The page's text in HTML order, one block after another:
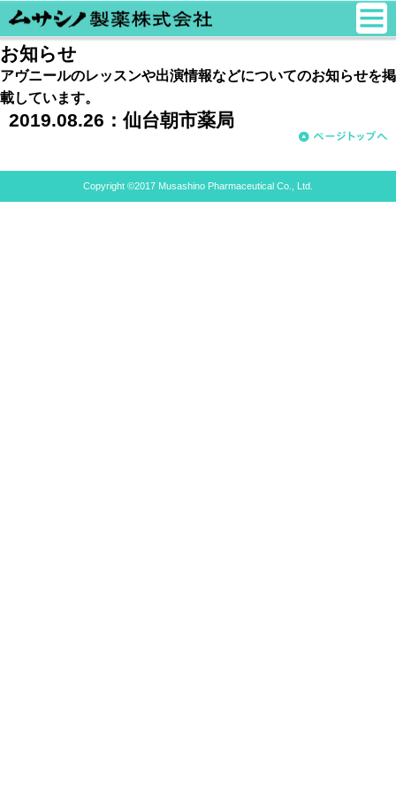
お知らせ
アヴニールのレッスンや出演情報などについてのお知らせを掲
載しています。
2019.08.26：仙台朝市薬局
Copyright ©2017 Musashino Pharmaceutical Co., Ltd.